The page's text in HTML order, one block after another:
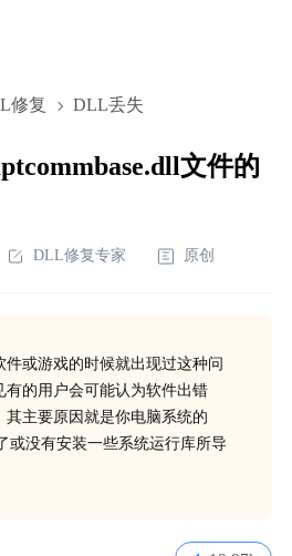
修复 DLL丢失
文件的
DLL修复专家 原创
或游戏的时候就出现过这种问
有的用户会可能认为软件出错
其主要原因就是你电脑系统的
或没有安装一些系统运行库所导